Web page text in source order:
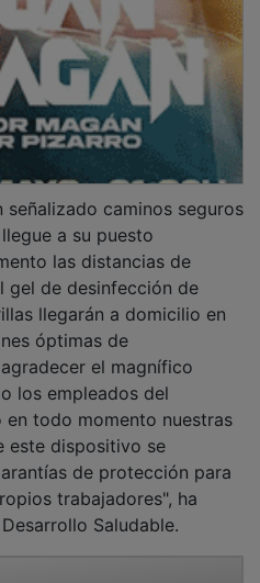
a su puesto
las distancias de
de desinfección de
llegarán a domicilio en
óptimas de
el magnífico
los empleados del
todo momento nuestras
este dispositivo se
de protección para
trabajadores", ha
Saludable.